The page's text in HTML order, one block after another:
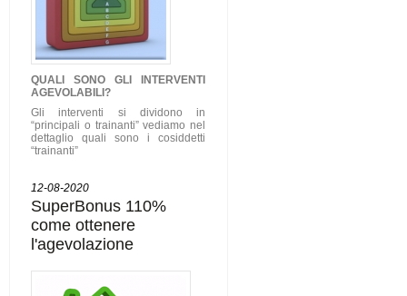
QUALI SONO GLI
INTERVENTI
AGEVOLABILI?
Gli interventi si dividono in
“principali o trainanti” vediamo nel
dettaglio quali sono i cosiddetti
“trainanti”
12-08-2020
SuperBonus 110%
come ottenere
l'agevolazione